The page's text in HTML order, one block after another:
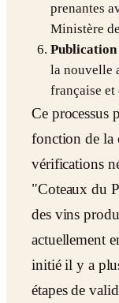
prenantes
Ministère
la nouvelle
française et
Ce processus
fonction de la
vérifications
"Coteaux du
des vins
actuellement
initié il y a
étapes de